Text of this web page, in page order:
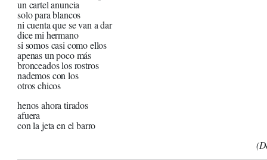
un cartel anuncia
solo para blancos
ni cuenta que se van a dar
dice mi hermano
si somos casi como ellos
apenas un poco más
bronceados los rostros
nademos con los
otros chicos
henos ahora tirados
afuera
con la jeta en el barro